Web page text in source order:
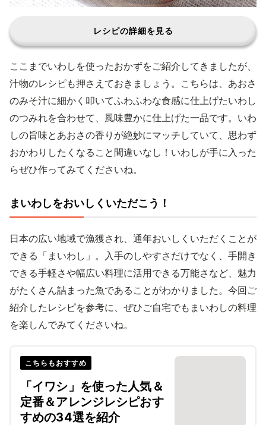
レシピの詳細を見る
ここまでいわしを使ったおかずをご紹介してきましたが、
汁物のレシピも押さえておきましょう。こちらは、あおさ
のみそ汁に細かく叩いてふわふわな食感に仕上げたいわし
のつみれを合わせて、風味豊かに仕上げた一品です。いわ
しの旨味とあおさの香りが絶妙にマッチしていて、思わず
おかわりしたくなること間違いなし！いわしが手に入った
らぜひ作ってみてくださいね。
まいわしをおいしくいただこう！
日本の広い地域で漁獲され、通年おいしくいただくことが
できる「まいわし」。入手のしやすさだけでなく、手開き
できる手軽さや幅広い料理に活用できる万能さなど、魅力
がたくさん詰まった魚であることがわかりました。今回ご
紹介したレシピを参考に、ぜひご自宅でもまいわしの料理
を楽しんでみてくださいね。
こちらもおすすめ
「イワシ」を使った人気＆
定番＆アレンジレシピおす
すめの34選を紹介